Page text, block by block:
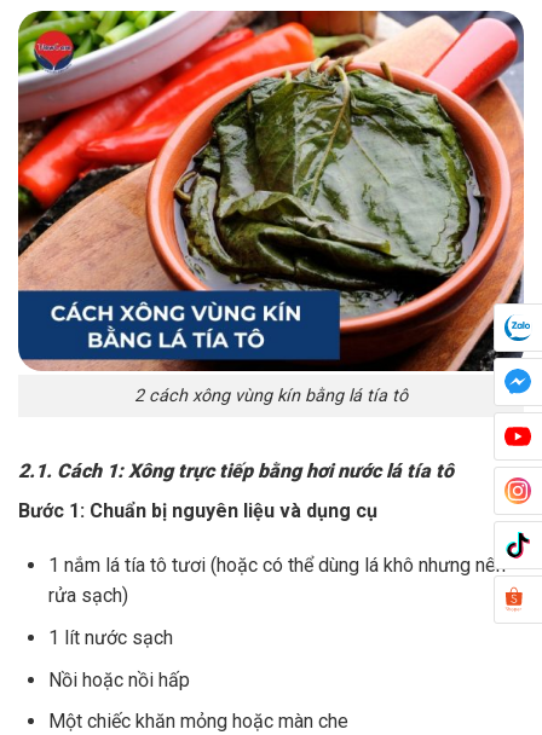
2 cách xông vùng kín bằng lá tía tô
2.1. Cách 1: Xông trực tiếp bằng hơi nước lá tía tô
Bước 1: Chuẩn bị nguyên liệu và dụng cụ
1 nắm lá tía tô tươi (hoặc có thể dùng lá khô nhưng nên
rửa sạch)
1 lít nước sạch
Nồi hoặc nồi hấp
Một chiếc khăn mỏng hoặc màn che